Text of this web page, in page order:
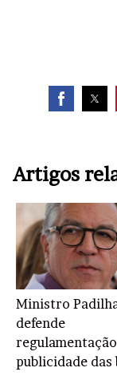
Artigos
Ministro
defende
publicidade das